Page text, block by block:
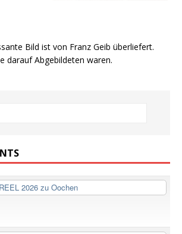
Bild ist von Franz Geib überliefert.
darauf Abgebildeten waren.
REEL 2026 zu Oochen